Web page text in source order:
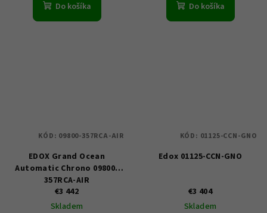
Do košíka Do košíka
EDOX Grand Ocean
Automatic Chrono 09800-
357RCA-AIR
€3 442
Skladem
KÓD: 09800-357RCA-AIR
Edox 01125-CCN-GNO
€3 404
Skladem
KÓD: 01125-CCN-GNO